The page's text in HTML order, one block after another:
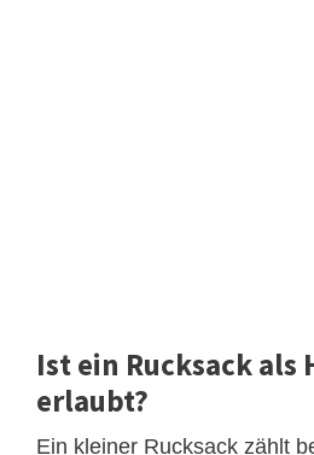
Ist ein Rucksack als
erlaubt?
Ein kleiner Rucksack zählt